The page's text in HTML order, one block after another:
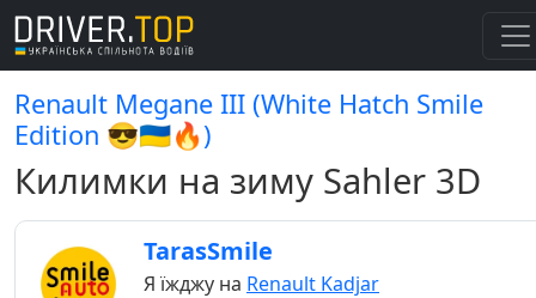
Renault Megane III (White Hatch Smile
Edition 😎🇺🇦🔥)
Килимки на зиму Sahler 3D
TarasSmile
Я їжджу на Renault Kadjar